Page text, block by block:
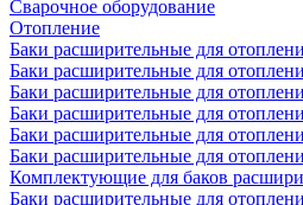
Сварочное оборудование
Отопление
Баки расширительные для
Баки расширительные для
Баки расширительные для
Баки расширительные для
Баки расширительные для
Баки расширительные для
Комплектующие для баков
Баки расширительные для